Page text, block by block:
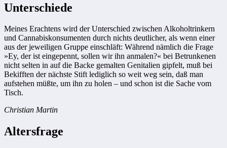
Unterschiede
Meines Erachtens wird der Unterschied zwischen Alkoholtrinkern
und Cannabiskonsumenten durch nichts deutlicher, als wenn einer
aus der jeweiligen Gruppe einschläft: Während nämlich die Frage
»Ey, der ist eingepennt, sollen wir ihn anmalen?« bei Betrunkenen
nicht selten in auf die Backe gemalten Genitalien gipfelt, muß bei
Bekifften der nächste Stift lediglich so weit weg sein, daß man
aufstehen müßte, um ihn zu holen – und schon ist die Sache vom
Tisch.
Christian Martin
Altersfrage